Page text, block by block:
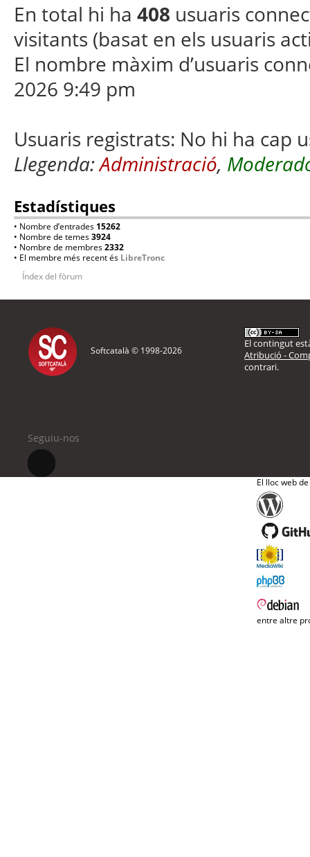
En total hi ha 408 usuaris
visitants (basat en els usuaris
El nombre màxim d’usuaris
2026 9:49 pm
Usuaris registrats: No hi ha cap
Llegenda:Administració,
Estadístiques
• Nombre d’entrades 15262
• Nombre de temes3924
• Nombre de membres2332
• El membre més recent és LibreTronc
Índex del fòrum
Softcatalà © 1998-2026
El contingut
Atribució -
contrari.
Seguiu-nos
El lloc web
entre altre